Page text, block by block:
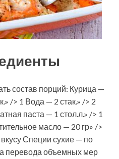
состав порций: Курица —
/> 1 Вода — 2 стак.» /> 2
паста — 1 стол.л.» /> 1
масло — 20 гр» />
Специи сухие — по
перевода объемных мер